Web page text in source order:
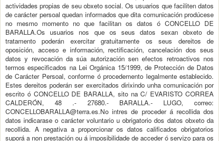
actividades propias de seu obxeto social. Os usuarios que faciliten datos
de carácter persoal quedan informados que dita comunicación prodúcese
no mesmo momento no que facilitan os datos ó CONCELLO DE
BARALLA.Os usuarios nos que os seus datos sexan obxeto de
tratamento poderán exercitar gratuitamente os seus dereitos de
oposición, acceso e información, rectificación, cancelación dos seus
datos y revocación da súa autorización sen efectos retroactivos nos
termos especificados na Lei Orgánica 15/1999, de Protección de Datos
de Carácter Persoal, conforme ó procedemento legalmente establecido.
Estes dereitos poderán ser exercitados dirixindo unha comunicación por
escrito ó CONCELLO DE BARALLA, sito na C/ EVARISTO CORREA
CALDERÓN, 48 .- 27680.- BARALLA.- LUGO, correo:
CONCELLOBARALLA@terra.es.No intres de proceder á recollida dos
datos indicarase o carácter voluntario u obrigatorio dos datos obxeto da
recollida. A negativa a proporcionar os datos calificados obrigatorios
suporá a non prestación ou á imposibilidade de acceder ó servizo para os